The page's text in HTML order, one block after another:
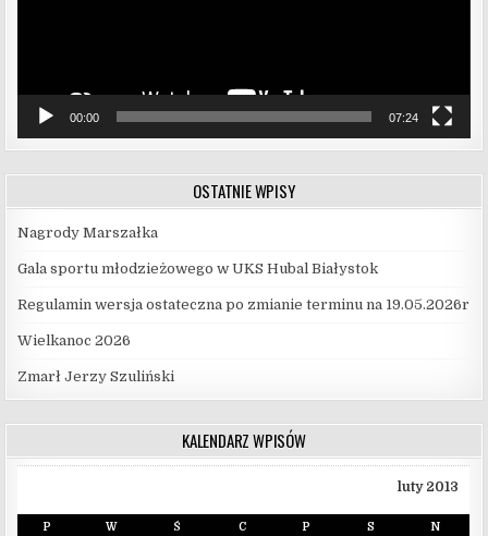
00:00 07:24
OSTATNIE WPISY
Nagrody Marszałka
Gala sportu młodzieżowego w UKS Hubal Białystok
Regulamin wersja ostateczna po zmianie terminu na 19.05.2026r
Wielkanoc 2026
Zmarł Jerzy Szuliński
KALENDARZ WPISÓW
luty 2013
P W Ś C P S N